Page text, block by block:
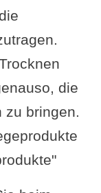
die
zu bringen.